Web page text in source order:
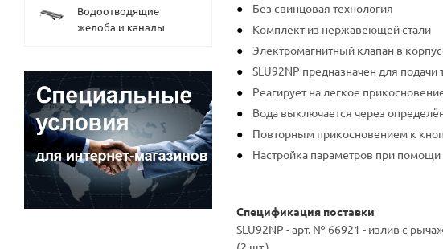
Без свинцовая технология
Комплект из нержавеющей стали
Электромагнитный клапан в
SLU92NP предназначен для
Реагирует на легкое
Вода выключается через
Повторным прикосновением к
Настройка параметров при помощи
Спецификация поставки
SLU92NP - арт. № 66921 - излив с
Водоотводящие
желоба и каналы